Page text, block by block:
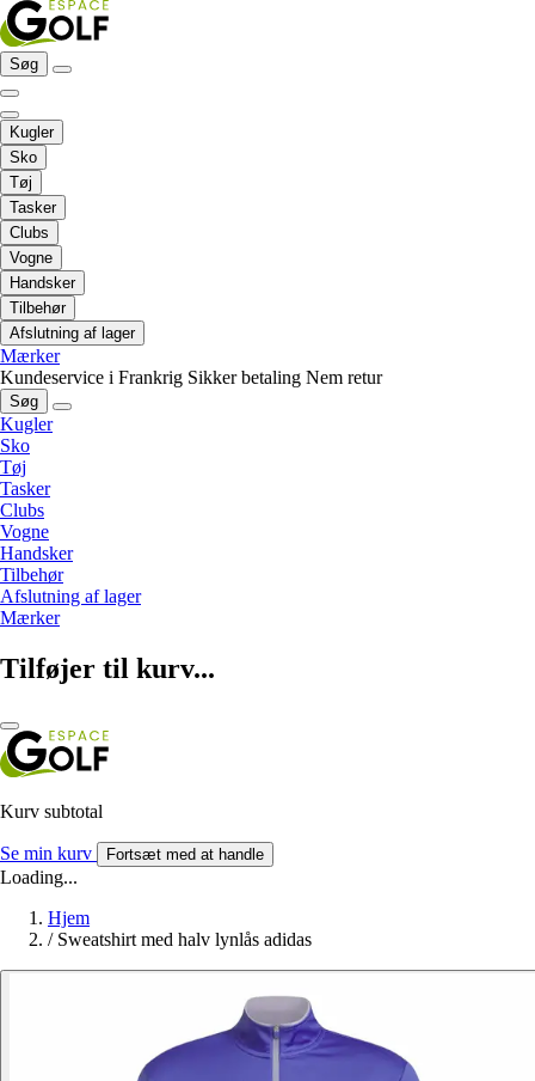
Søg
Kugler
Sko
Tøj
Tasker
Clubs
Vogne
Handsker
Tilbehør
Afslutning af lager
Mærker
Kundeservice i Frankrig Sikker betaling Nem retur
Søg
Kugler
Sko
Tøj
Tasker
Clubs
Vogne
Handsker
Tilbehør
Afslutning af lager
Mærker
Tilføjer til kurv...
Kurv subtotal
Se min kurv Fortsæt med at handle
Loading...
Hjem
/ Sweatshirt med halv lynlås adidas